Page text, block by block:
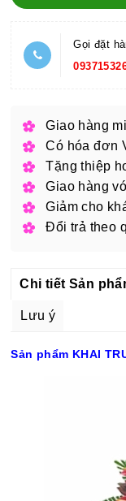
Gọi đặt
Giao hàng
Có hóa đơn
Tặng thiệp
Giao hàng
Đổi trả theo
Chi tiết Sản
Lưu ý
Sản phẩm KHAI